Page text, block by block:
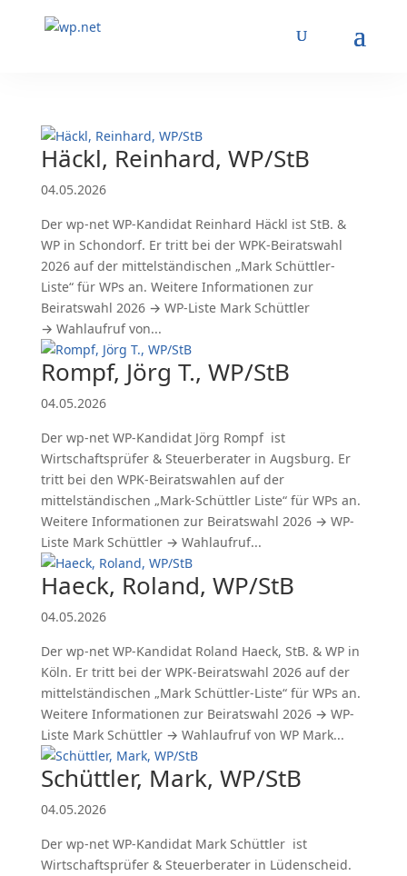
Häckl, Reinhard, WP/StB
04.05.2026
Der wp-net WP-Kandidat Reinhard Häckl ist StB. &
WP in Schondorf. Er tritt bei der WPK-Beiratswahl
2026 auf der mittelständischen „Mark Schüttler-
Liste“ für WPs an. Weitere Informationen zur
Beiratswahl 2026 → WP-Liste Mark Schüttler
→ Wahlaufruf von...
Rompf, Jörg T., WP/StB
04.05.2026
Der wp-net WP-Kandidat Jörg Rompf ist
Wirtschaftsprüfer & Steuerberater in Augsburg. Er
tritt bei den WPK-Beiratswahlen auf der
mittelständischen „Mark-Schüttler Liste“ für WPs an.
Weitere Informationen zur Beiratswahl 2026 → WP-
Liste Mark Schüttler → Wahlaufruf...
Haeck, Roland, WP/StB
04.05.2026
Der wp-net WP-Kandidat Roland Haeck, StB. & WP in
Köln. Er tritt bei der WPK-Beiratswahl 2026 auf der
mittelständischen „Mark Schüttler-Liste“ für WPs an.
Weitere Informationen zur Beiratswahl 2026 → WP-
Liste Mark Schüttler → Wahlaufruf von WP Mark...
Schüttler, Mark, WP/StB
04.05.2026
Der wp-net WP-Kandidat Mark Schüttler ist
Wirtschaftsprüfer & Steuerberater in Lüdenscheid.